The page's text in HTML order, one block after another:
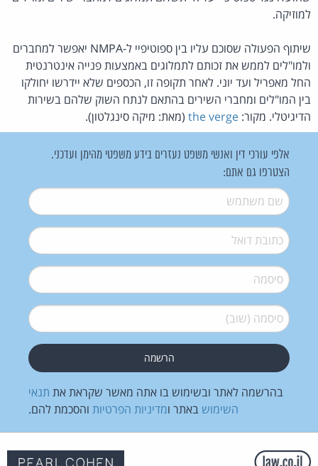
למוזיקה.
שיתוף הפעולה שסוכם עליו בין ספוטיפיי ל-NMPA יאפשר למחברים
ולמו"לים לממש את זכותם לתמלוגים באמצעות פנייה אינטרנטית
החל מאפריל ועד יוני. לאחר תקופה זו, הכספים שלא יידרשו יחולקו
בין המו"לים ומחברי השירים בהתאם לנתח השוק שלהם בשירות
הדיגיטלי. מקור: the verge (מאת: מיקה סינגלטון).
אלפי עורכי דין ואנשי משפט נעזרים בידע משפטי מהימן ועדכני.
הצטרפו גם אתם:
שם משתמש*
דואל*
סיסמה*
סיסמה (שוב)*
בהרשמה לאתר ובשימוש בו אתה מאשר שקראת את תנאי
השימוש באתר ומדיניות הפרטיות והסכמת להם.